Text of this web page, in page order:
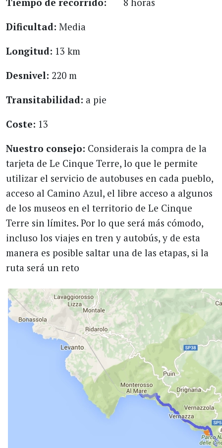
Dificultad: Media
Longitud: 13 km
Desnivel: 220 m
Transitabilidad: a pie
Coste: 13
Nuestro consejo: Considerais la compra de la
tarjeta de Le Cinque Terre, lo que le permite
utilizar el servicio de autobuses en cada pueblo,
acceso al Camino Azul, el libre acceso a algunos
de los museos en el territorio de Le Cinque
Terre sin límites. Por lo que será más cómodo,
incluso los viajes en tren y autobús, y de esta
manera es posible saltar una de las etapas, si la
ruta será un reto